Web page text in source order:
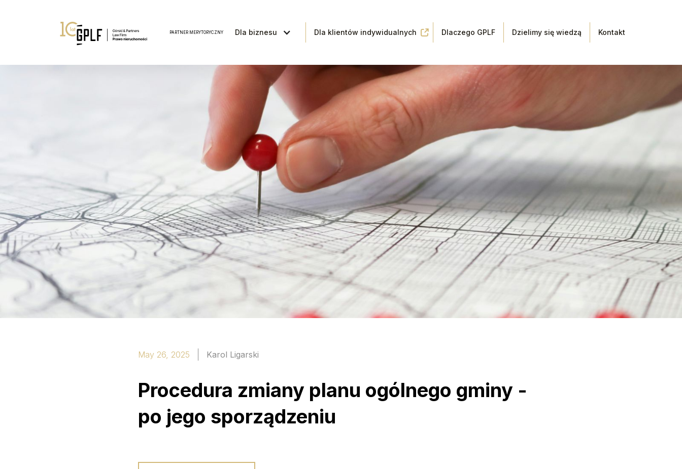
PARTNER MERYTORYCZNY Dla biznesu Dla klientów indywidualnych Dlaczego GPLF Dzielimy się wiedzą Kontakt
May 26, 2025 Karol Ligarski
Procedura zmiany planu ogólnego gminy -
po jego sporządzeniu